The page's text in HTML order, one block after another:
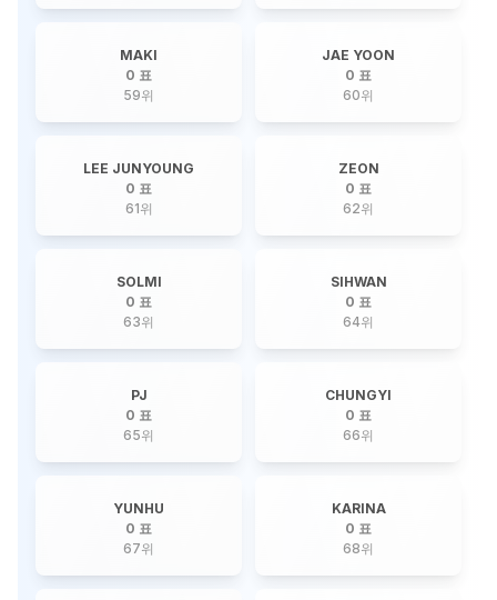
MAKI
0 표
59위
JAE YOON
0 표
60위
LEE JUNYOUNG
0 표
61위
ZEON
0 표
62위
SOLMI
0 표
63위
SIHWAN
0 표
64위
PJ
0 표
65위
CHUNGYI
0 표
66위
YUNHU
0 표
67위
KARINA
0 표
68위